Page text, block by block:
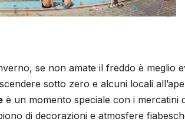
se non amate il freddo è meglio
sotto zero e alcuni locali
è un momento speciale con i mercatini
di decorazioni e atmosfere